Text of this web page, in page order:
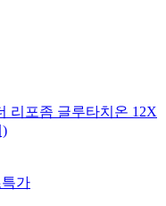
리포좀 글루타치온 12X
)
가